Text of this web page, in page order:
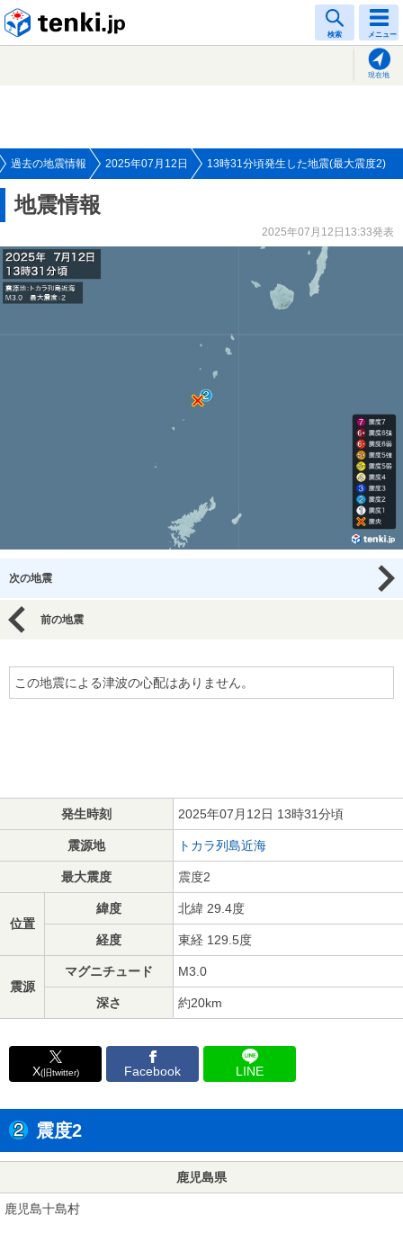
検索 メニュー
現在地
過去の地震情報 2025年07月12日 13時31分頃発生した地震(最大震度2)
地震情報
2025年07月12日13:33発表
次の地震
前の地震
この地震による津波の心配はありません。
発生時刻 2025年07月12日 13時31分頃
震源地 トカラ列島近海
最大震度 震度2
位置
緯度 北緯 29.4度
経度 東経 129.5度
震源
マグニチュード M3.0
深さ 約20km
X(旧twitter) Facebook LINE
震度2
鹿児島県
鹿児島十島村